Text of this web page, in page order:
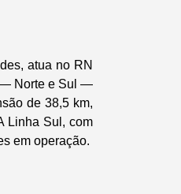
atua no RN
— Norte e Sul —
de 38,5 km,
Linha Sul, com
em operação.